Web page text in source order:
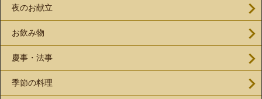
夜のお献立
お飲み物
慶事・法事
季節の料理